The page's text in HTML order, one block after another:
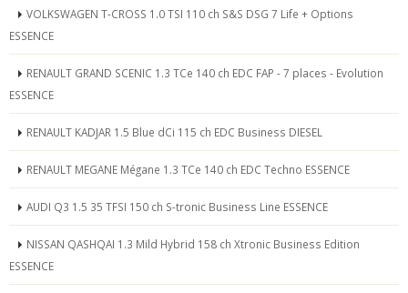
VOLKSWAGEN T-CROSS 1.0 TSI 110 ch S&S DSG 7 Life + Options
ESSENCE
RENAULT GRAND SCENIC 1.3 TCe 140 ch EDC FAP - 7 places - Evolution
ESSENCE
RENAULT KADJAR 1.5 Blue dCi 115 ch EDC Business DIESEL
RENAULT MEGANE Mégane 1.3 TCe 140 ch EDC Techno ESSENCE
AUDI Q3 1.5 35 TFSI 150 ch S-tronic Business Line ESSENCE
NISSAN QASHQAI 1.3 Mild Hybrid 158 ch Xtronic Business Edition
ESSENCE